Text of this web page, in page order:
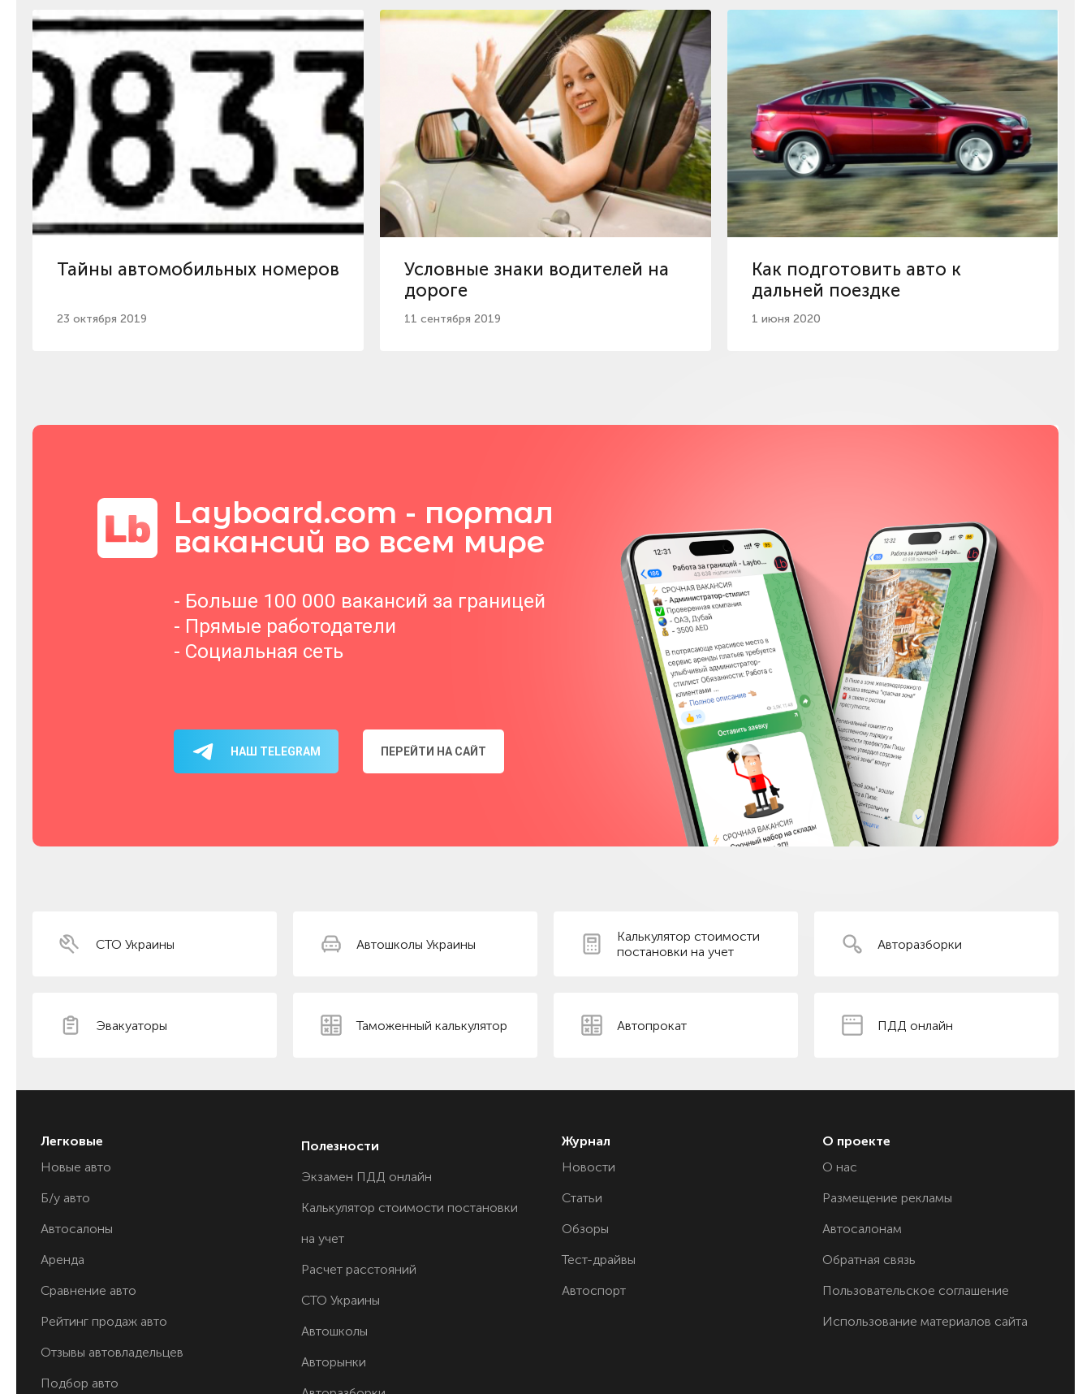
Тайны автомобильных номеров
23 октября 2019
Условные знаки водителей на
дороге
11 сентября 2019
Как подготовить авто к
дальней поездке
1 июня 2020
Facebook
YouTube
Layboard.com - портал
вакансий во всем мире
- Больше 100 000 вакансий за границей
- Прямые работодатели
- Социальная сеть
НАШ TELEGRAM ПЕРЕЙТИ НА САЙТ
СТО Украины Автошколы Украины
Калькулятор стоимости
постановки на учет
Авторазборки
Эвакуаторы Таможенный калькулятор Автопрокат ПДД онлайн
Легковые
Новые авто
Б/у авто
Автосалоны
Аренда
Сравнение авто
Рейтинг продаж авто
Отзывы автовладельцев
Подбор авто
Полезности
Экзамен ПДД онлайн
Калькулятор стоимости постановки
на учет
Расчет расстояний
СТО Украины
Автошколы
Авторынки
Журнал
Новости
Статьи
Обзоры
Тест-драйвы
Автоспорт
О проекте
О нас
Размещение рекламы
Автосалонам
Обратная связь
Пользовательское соглашение
Использование материалов сайта